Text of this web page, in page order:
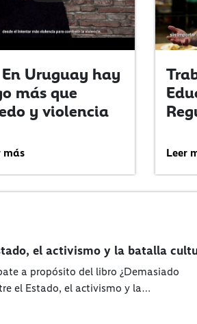
Uruguay hay
más que
y violencia
más Leer
el activismo y la batalla
a propósito del libro ¿Demasiado
el Estado, el activismo y la…